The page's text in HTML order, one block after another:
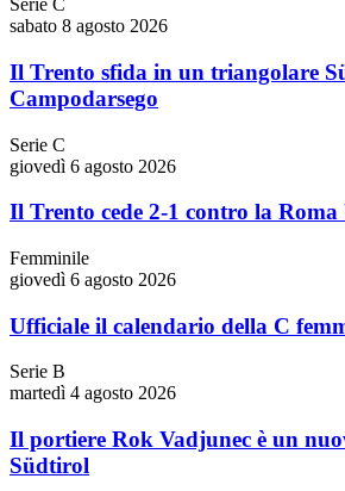
Serie C
sabato 8 agosto 2026
Il Trento sfida in un triangolare
Campodarsego
Serie C
giovedì 6 agosto 2026
Il Trento cede 2-1 contro la Roma
Femminile
giovedì 6 agosto 2026
Ufficiale il calendario della C
Serie B
martedì 4 agosto 2026
Il portiere Rok Vadjunec è un
Südtirol